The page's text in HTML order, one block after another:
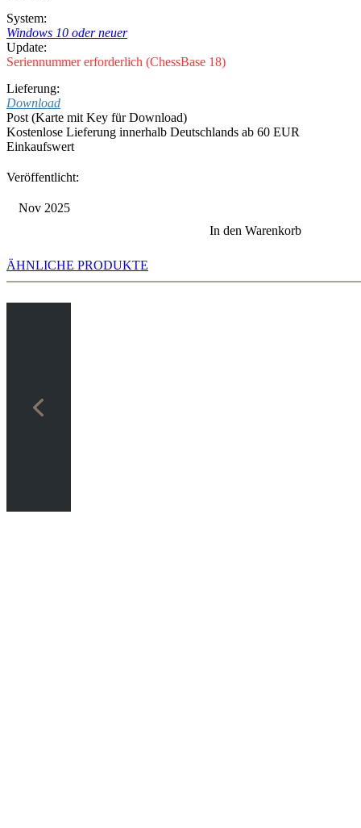
System:
Windows 10 oder neuer
Update:
Seriennummer erforderlich (ChessBase 18)
Lieferung:
Download
Post (Karte mit Key für Download)
Kostenlose Lieferung innerhalb Deutschlands ab 60 EUR
Einkaufswert
Veröffentlicht:
Nov 2025
In den Warenkorb
ÄHNLICHE PRODUKTE